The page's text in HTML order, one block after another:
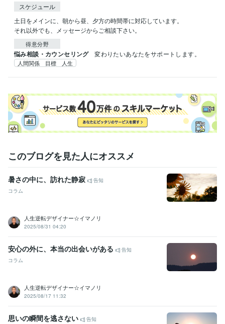
スケジュール
土日をメインに、朝から昼、夕方の時間帯に対応しています。
それ以外でも、メッセージからご相談下さい。
得意分野
悩み相談・カウンセリング 変わりたいあなたをサポートします。
人間関係 目標 人生
このブログを見た人にオススメ
暑さの中に、訪れた静寂
告知
コラム
人生逆転デザイナー☆イマノリ
2025/08/31 04:20
安心の外に、本当の出会いがある
告知
コラム
人生逆転デザイナー☆イマノリ
2025/08/17 11:32
思いの瞬間を逃さない
告知